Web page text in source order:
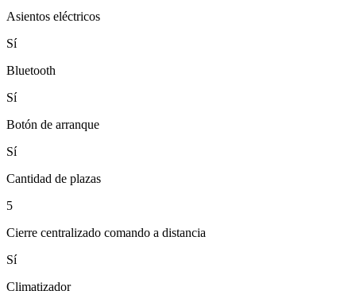
Asientos eléctricos
Sí
Bluetooth
Sí
Botón de arranque
Sí
Cantidad de plazas
5
Cierre centralizado comando a distancia
Sí
Climatizador